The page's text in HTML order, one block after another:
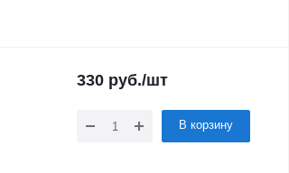
330 руб./шт
В корзину